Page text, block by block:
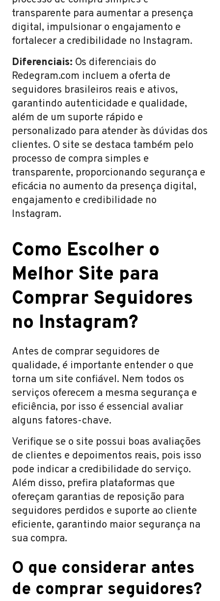
transparente para aumentar a presença
digital, impulsionar o engajamento e
fortalecer a credibilidade no Instagram.
Diferenciais: Os diferenciais do
Redegram.com incluem a oferta de
seguidores brasileiros reais e ativos,
garantindo autenticidade e qualidade,
além de um suporte rápido e
personalizado para atender às dúvidas dos
clientes. O site se destaca também pelo
processo de compra simples e
transparente, proporcionando segurança e
eficácia no aumento da presença digital,
engajamento e credibilidade no
Instagram.
Como Escolher o
Melhor Site para
Comprar Seguidores
no Instagram?
Antes de comprar seguidores de
qualidade, é importante entender o que
torna um site confiável. Nem todos os
serviços oferecem a mesma segurança e
eficiência, por isso é essencial avaliar
alguns fatores-chave.
Verifique se o site possui boas avaliações
de clientes e depoimentos reais, pois isso
pode indicar a credibilidade do serviço.
Além disso, prefira plataformas que
ofereçam garantias de reposição para
seguidores perdidos e suporte ao cliente
eficiente, garantindo maior segurança na
sua compra.
O que considerar antes
de comprar seguidores?